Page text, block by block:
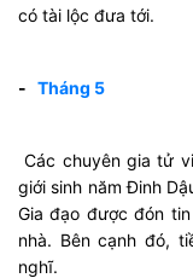
có tài lộc đưa tới.
- Tháng 5
Các chuyên gia tử
giới sinh năm Đinh
Gia đạo được đón
nhà. Bên cạnh đó,
nghĩ.